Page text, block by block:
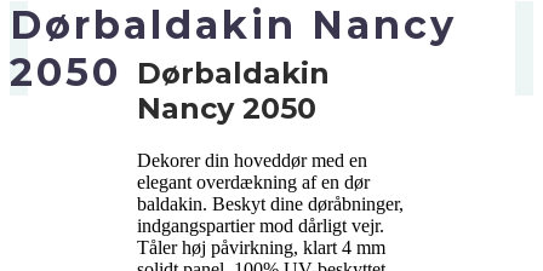
Dørbaldakin Nancy
2050
Dørbaldakin
Nancy 2050
Dekorer din hoveddør med en
elegant overdækning af en dør
baldakin. Beskyt dine døråbninger,
indgangspartier mod dårligt vejr.
Tåler høj påvirkning, klart 4 mm